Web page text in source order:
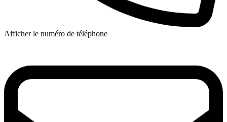
Afficher le numéro de téléphone